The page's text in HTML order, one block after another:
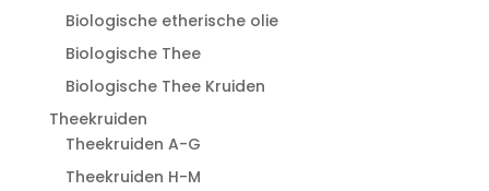
Biologische etherische olie
Biologische Thee
Biologische Thee Kruiden
Theekruiden
Theekruiden A-G
Theekruiden H-M